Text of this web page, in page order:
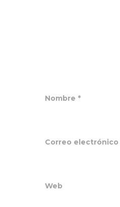
Nombre *
Correo electrónico
Web